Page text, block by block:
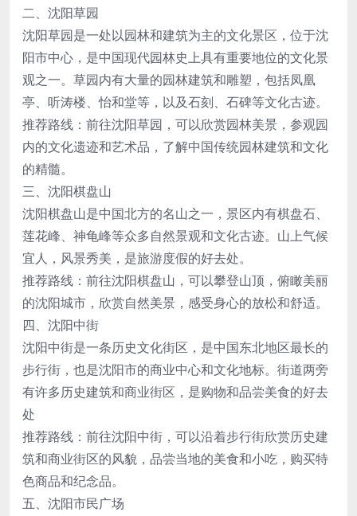
二、沈阳草园
沈阳草园是一处以园林和建筑为主的文化景区，位于沈
阳市中心，是中国现代园林史上具有重要地位的文化景
观之一。草园内有大量的园林建筑和雕塑，包括凤凰
亭、听涛楼、怡和堂等，以及石刻、石碑等文化古迹。
推荐路线：前往沈阳草园，可以欣赏园林美景，参观园
内的文化遗迹和艺术品，了解中国传统园林建筑和文化
的精髓。
三、沈阳棋盘山
沈阳棋盘山是中国北方的名山之一，景区内有棋盘石、
莲花峰、神龟峰等众多自然景观和文化古迹。山上气候
宜人，风景秀美，是旅游度假的好去处。
推荐路线：前往沈阳棋盘山，可以攀登山顶，俯瞰美丽
的沈阳城市，欣赏自然美景，感受身心的放松和舒适。
四、沈阳中街
沈阳中街是一条历史文化街区，是中国东北地区最长的
步行街，也是沈阳市的商业中心和文化地标。街道两旁
有许多历史建筑和商业街区，是购物和品尝美食的好去
处
推荐路线：前往沈阳中街，可以沿着步行街欣赏历史建
筑和商业街区的风貌，品尝当地的美食和小吃，购买特
色商品和纪念品。
五、沈阳市民广场